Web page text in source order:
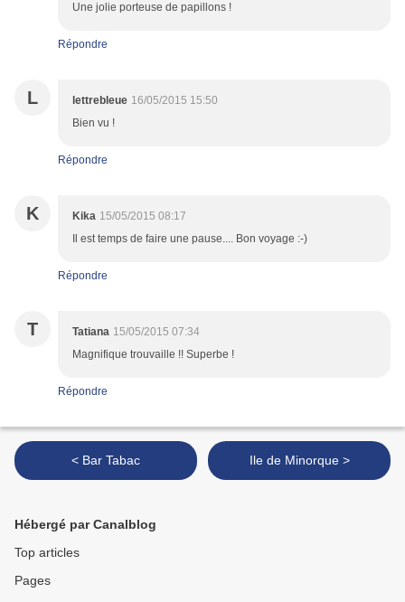
Une jolie porteuse de papillons !
Répondre
L lettrebleue 16/05/2015 15:50
Bien vu !
Répondre
K Kika 15/05/2015 08:17
Il est temps de faire une pause.... Bon voyage :-)
Répondre
T Tatiana 15/05/2015 07:34
Magnifique trouvaille !! Superbe !
Répondre
< Bar Tabac Ile de Minorque >
Hébergé par Canalblog
Top articles
Pages